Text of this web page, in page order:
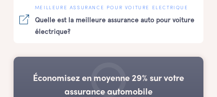
MEILLEURE ASSURANCE POUR VOITURE ELECTRIQUE
Quelle est la meilleure assurance auto pour voiture
électrique?
Économisez en moyenne 29% sur votre
assurance automobile